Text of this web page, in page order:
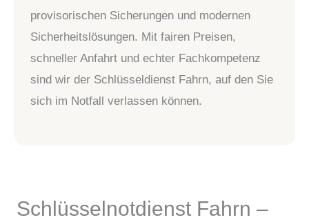
provisorischen Sicherungen und modernen
Sicherheitslösungen. Mit fairen Preisen,
schneller Anfahrt und echter Fachkompetenz
sind wir der Schlüsseldienst Fahrn, auf den Sie
sich im Notfall verlassen können.
Schlüsselnotdienst Fahrn –